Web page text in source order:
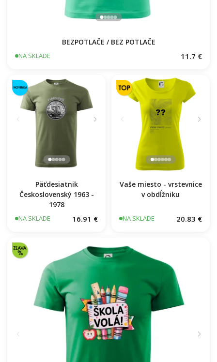
BEZPOTLAČE / BEZ POTLAČE
NA SKLADE 11.7 €
Päťdesiatnik
Československý 1963 -
1978
NA SKLADE 16.91 €
Vaše miesto - vrstevnice
v obdĺžniku
NA SKLADE 20.83 €